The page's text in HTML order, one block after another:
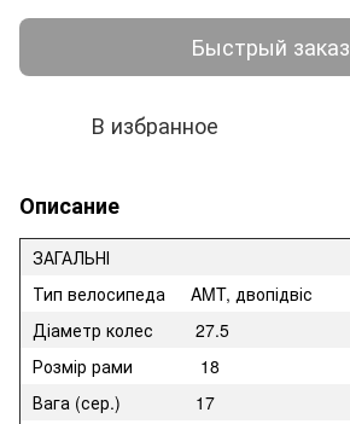
Быстрый заказ
В избранное
Описание
ЗАГАЛЬНІ
Тип велосипеда
AMT, двопідвіс
Діаметр колес
27.5
Розмір рами
18
Вага (сер.)
17